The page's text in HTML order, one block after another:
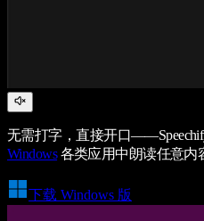
无需打字，直接开口
Windows各类应用中朗读任意内
下载 Windows 版